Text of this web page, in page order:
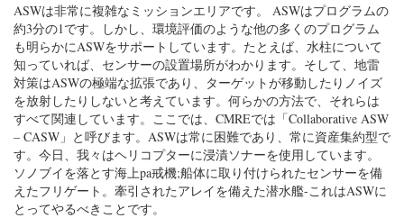
ASWは非常に複雑なミッションエリアです。 ASWはプログラムの
約3分の1です。しかし、環境評価のような他の多くのプログラム
も明らかにASWをサポートしています。たとえば、水柱について
知っていれば、センサーの設置場所がわかります。そして、地雷
対策はASWの極端な拡張であり、ターゲットが移動したりノイズ
を放射したりしないと考えています。何らかの方法で、それらは
すべて関連しています。ここでは、CMREでは「Collaborative ASW
– CASW」と呼びます。ASWは常に困難であり、常に資産集約型で
す。今日、我々はヘリコプターに浸漬ソナーを使用しています。
ソノブイを落とす海上pa戒機;船体に取り付けられたセンサーを備
えたフリゲート。牽引されたアレイを備えた潜水艦-これはASWに
とってやるべきことです。